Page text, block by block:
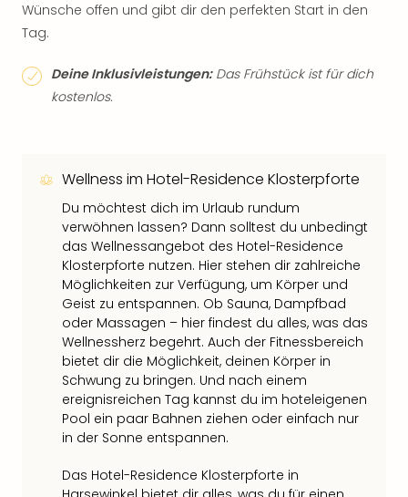
Wünsche offen und gibt dir den perfekten Start in den
Tag.
Deine Inklusivleistungen:Das Frühstück ist für dich
kostenlos.
Wellness im Hotel-Residence Klosterpforte
Du möchtest dich im Urlaub rundum
verwöhnen lassen? Dann solltest du unbedingt
das Wellnessangebot des Hotel-Residence
Klosterpforte nutzen. Hier stehen dir zahlreiche
Möglichkeiten zur Verfügung, um Körper und
Geist zu entspannen. Ob Sauna, Dampfbad
oder Massagen – hier findest du alles, was das
Wellnessherz begehrt. Auch der Fitnessbereich
bietet dir die Möglichkeit, deinen Körper in
Schwung zu bringen. Und nach einem
ereignisreichen Tag kannst du im hoteleigenen
Pool ein paar Bahnen ziehen oder einfach nur
in der Sonne entspannen.
Das Hotel-Residence Klosterpforte in